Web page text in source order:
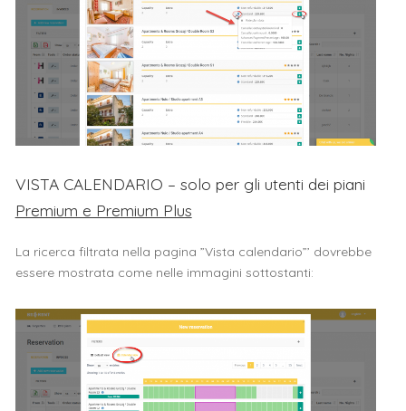
VISTA CALENDARIO – solo per gli utenti dei piani
Premium e Premium Plus
La ricerca filtrata nella pagina ”Vista calendario”’ dovrebbe
essere mostrata come nelle immagini sottostanti: